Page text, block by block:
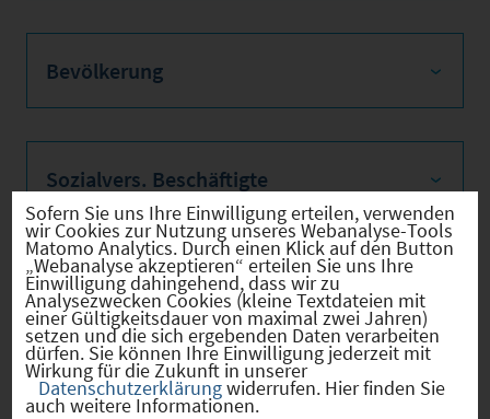
Bevölkerung
Sozialvers. Beschäftigte
Verkehrsinfrastruktur
Kommunale Infrastruktur
Sofern Sie uns Ihre Einwilligung erteilen, verwenden
wir Cookies zur Nutzung unseres Webanalyse-Tools
Matomo Analytics. Durch einen Klick auf den Button
„Webanalyse akzeptieren“ erteilen Sie uns Ihre
Einwilligung dahingehend, dass wir zu
Analysezwecken Cookies (kleine Textdateien mit
einer Gültigkeitsdauer von maximal zwei Jahren)
setzen und die sich ergebenden Daten verarbeiten
dürfen. Sie können Ihre Einwilligung jederzeit mit
Wirkung für die Zukunft in unserer
Datenschutzerklärungwiderrufen. Hier finden Sie
auch weitere Informationen.